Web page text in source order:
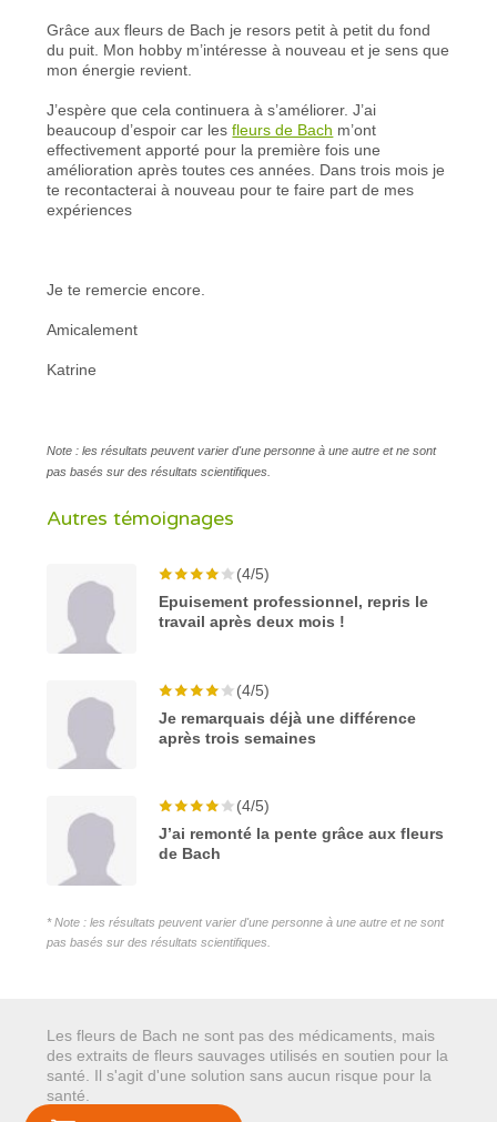
Grâce aux fleurs de Bach je resors petit à petit du fond
du puit. Mon hobby m’intéresse à nouveau et je sens que
mon énergie revient.
J’espère que cela continuera à s’améliorer. J’ai
beaucoup d’espoir car lesfleurs de Bach m’ont
effectivement apporté pour la première fois une
amélioration après toutes ces années. Dans trois mois je
te recontacterai à nouveau pour te faire part de mes
expériences
Je te remercie encore.
Amicalement
Katrine
Note : les résultats peuvent varier d'une personne à une autre et ne sont
pas basés sur des résultats scientifiques.
Autres témoignages
(4/5)
Epuisement professionnel, repris le
travail après deux mois !
(4/5)
Je remarquais déjà une différence
après trois semaines
(4/5)
J’ai remonté la pente grâce aux fleurs
de Bach
* Note : les résultats peuvent varier d'une personne à une autre et ne sont
pas basés sur des résultats scientifiques.
Les fleurs de Bach ne sont pas des médicaments, mais
des extraits de fleurs sauvages utilisés en soutien pour la
santé. Il s'agit d'une solution sans aucun risque pour la
santé.